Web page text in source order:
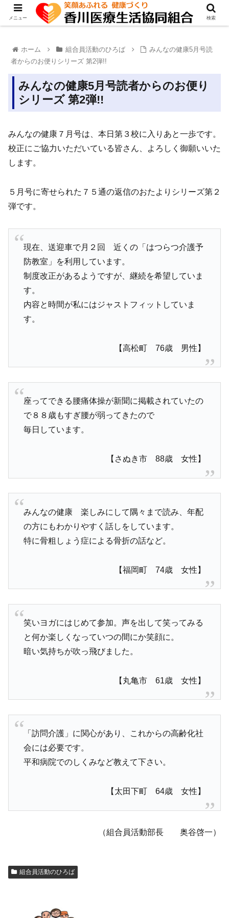
ホーム 組合員活動のひろば
みんなの健康5月号読
者からのお便りシリーズ 第2弾!!
みんなの健康5月号読者からのお便り
シリーズ 第2弾!!
みんなの健康７月号は、本日第３校に入りあと一歩です。
校正にご協力いただいている皆さん、よろしく御願いいた
します。
５月号に寄せられた７５通の返信のおたよりシリーズ第２
弾です。
現在、送迎車で月２回 近くの「はつらつ介護予
防教室」を利用しています。
制度改正があるようですが、継続を希望していま
す。
内容と時間が私にはジャストフィットしていま
す。
【高松町 76歳 男性】
座ってできる腰痛体操が新聞に掲載されていたの
で８８歳もすぎ腰が弱ってきたので
毎日しています。
【さぬき市 88歳 女性】
みんなの健康 楽しみにして隅々まで読み、年配
の方にもわかりやすく話しをしています。
特に骨粗しょう症による骨折の話など。
【福岡町 74歳 女性】
笑いヨガにはじめて参加。声を出して笑ってみる
と何か楽しくなっていつの間にか笑顔に。
暗い気持ちが吹っ飛びました。
【丸亀市 61歳 女性】
「訪問介護」に関心があり、これからの高齢化社
会には必要です。
平和病院でのしくみなど教えて下さい。
【太田下町 64歳 女性】
（組合員活動部長 奥谷啓一）
組合員活動のひろば
メニュー 検索